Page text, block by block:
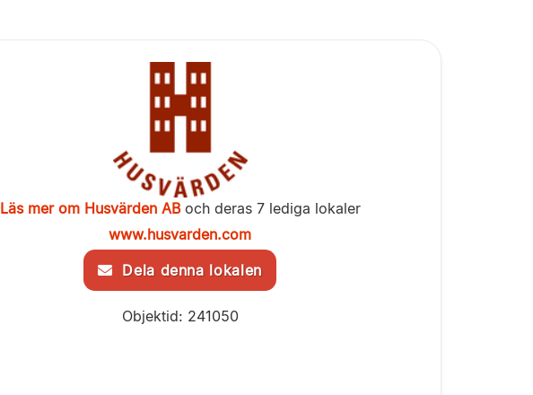
Läs mer om Husvärden ABoch deras 7 lediga lokaler
www.husvarden.com
Dela denna lokalen
Objektid: 241050